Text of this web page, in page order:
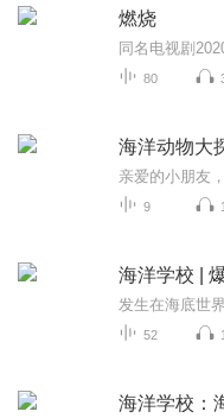
燃烧
同名电视剧
80
海洋动物
9
海洋学校 |
52
海洋学校：